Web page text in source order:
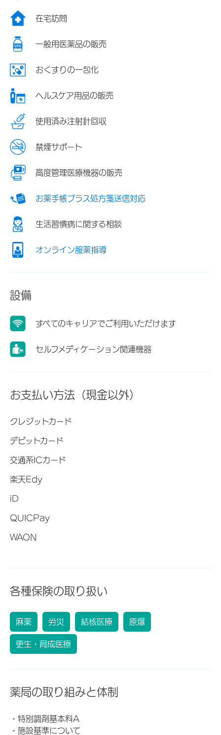
在宅訪問
一般用医薬品の販売
おくすりの一包化
ヘルスケア用品の販売
使用済み注射針回収
禁煙サポート
高度管理医療機器の販売
お薬手帳プラス処方箋送信対応
生活習慣病に関する相談
オンライン服薬指導
設備
すべてのキャリアでご利用いただけます
セルフメディケーション関連機器
お支払い方法（現金以外）
クレジットカード
デビットカード
交通系ICカード
楽天Edy
iD
QUICPay
WAON
各種保険の取り扱い
麻薬 労災 結核医療 原爆
更生・育成医療
薬局の取り組みと体制
・特別調剤基本料A
・施設基準について